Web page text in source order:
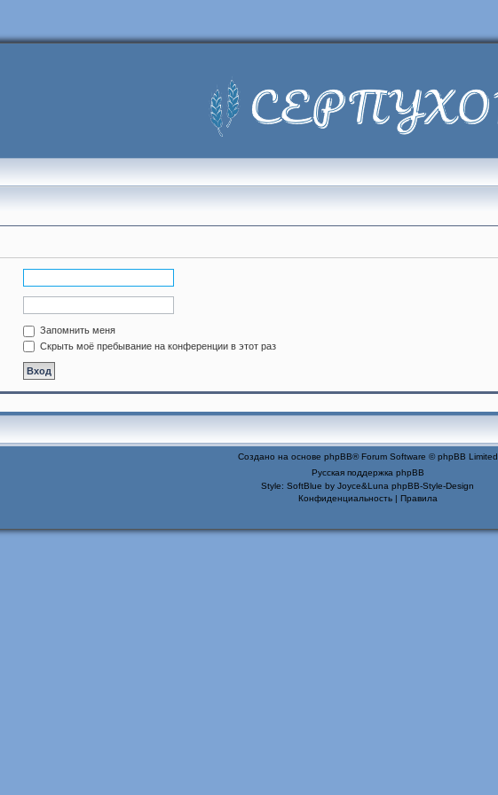
Запомнить меня
Скрыть моё пребывание на конференции в этот раз
Создано на основе phpBB® Forum Software © phpBB Limited
Русская поддержка phpBB
Style: SoftBlue by Joyce&Luna phpBB-Style-Design
Конфиденциальность| Правила